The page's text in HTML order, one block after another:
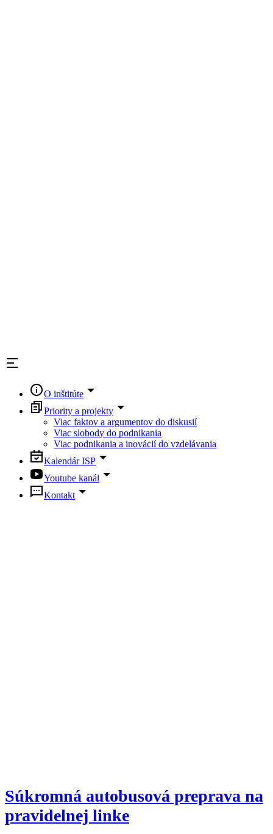
O inštitúte
Priority a projekty
Viac faktov a argumentov do diskusií
Viac slobody do podnikania
Viac podnikania a inovácií do vzdelávania
Kalendár ISP
Youtube kanál
Kontakt
Súkromná autobusová preprava na
pravidelnej linke